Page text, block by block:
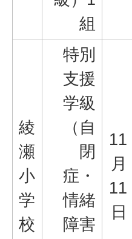
組
綾
瀬
小
学
校
特別
支援
学級
（自
閉
症・
情緒
障害
11
月
11
日